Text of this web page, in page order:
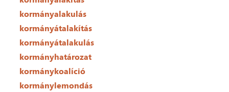
kormányalakulás
kormányátalakítás
kormányátalakulás
kormányhatározat
kormánykoalíció
kormánylemondás